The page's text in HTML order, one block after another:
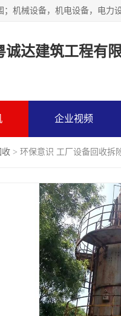
诚达建筑工程有
企业视频
收 > 环保意识 工厂设备回收拆